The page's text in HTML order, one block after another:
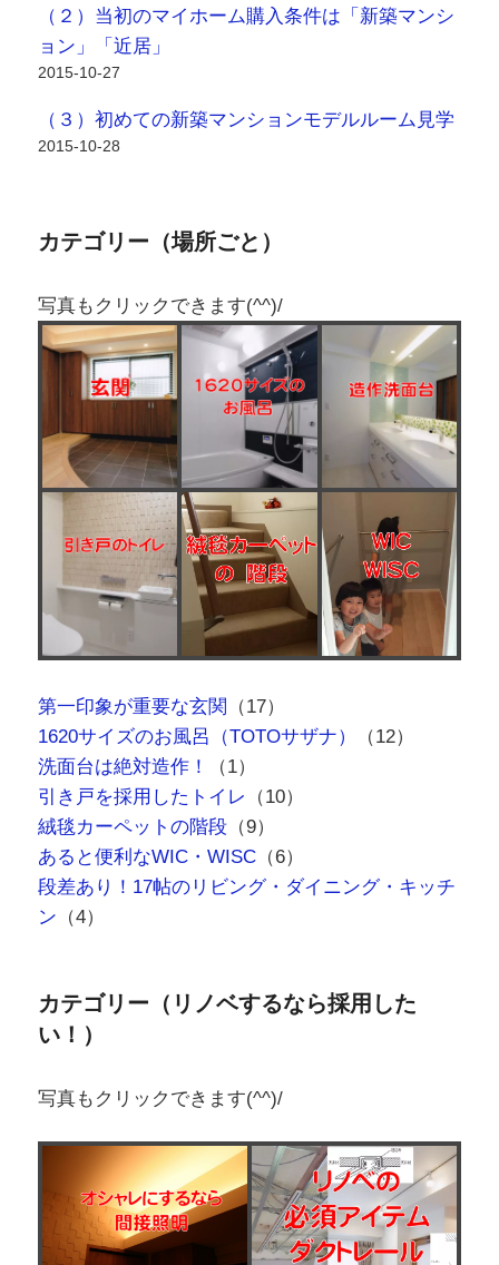
（２）当初のマイホーム購入条件は「新築マンシ
ョン」「近居」
2015-10-27
（３）初めての新築マンションモデルルーム見学
2015-10-28
カテゴリー（場所ごと）
写真もクリックできます(^^)/
第一印象が重要な玄関 （17）
1620サイズのお風呂（TOTOサザナ）
（12）
洗面台は絶対造作！
（1）
引き戸を採用したトイレ （10）
絨毯カーペットの階段（9）
あると便利なWIC・WISC（6）
段差あり！17帖のリビング・ダイニング・キッチ
ン （4）
カテゴリー（リノベするなら採用した
い！）
写真もクリックできます(^^)/